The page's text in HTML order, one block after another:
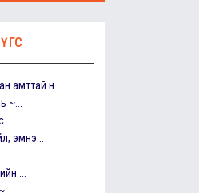
амттай н...
~...
эмнэ...
...